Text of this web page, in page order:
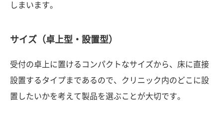
しまいます。
サイズ（卓上型・設置型）
受付の卓上に置けるコンパクトなサイズから、床に直接
設置するタイプまであるので、クリニック内のどこに設
置したいかを考えて製品を選ぶことが大切です。